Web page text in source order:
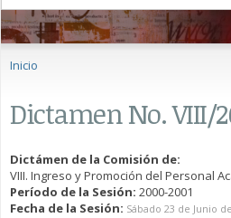
Inicio
Dictamen No. VIII/
Dictámen de la Comisión de:
VIII. Ingreso y Promoción del Personal
Período de la Sesión: 2000-2001
Fecha de la Sesión: Sábado 23 de Junio